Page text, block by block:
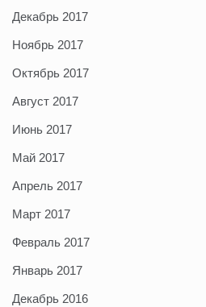
Декабрь 2017
Ноябрь 2017
Октябрь 2017
Август 2017
Июнь 2017
Май 2017
Апрель 2017
Март 2017
Февраль 2017
Январь 2017
Декабрь 2016